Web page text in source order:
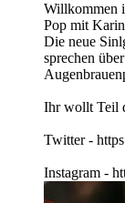
Willkommen
Pop mit
Die neue
sprechen
Ihr wollt Teil
Twitter -
Instagram -